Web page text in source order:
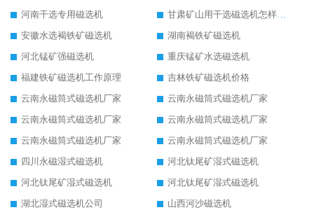
河南干选专用磁选机
甘肃矿山用干选磁选机怎样调磁
安徽水选褐铁矿磁选机
湖南褐铁矿磁选机
河北锰矿强磁选机
重庆锰矿水选磁选机
福建铁矿磁选机工作原理
吉林铁矿磁选机价格
云南永磁筒式磁选机厂家
云南永磁筒式磁选机厂家
云南永磁筒式磁选机厂家
云南永磁筒式磁选机厂家
云南永磁筒式磁选机厂家
云南永磁筒式磁选机厂家
四川永磁湿式磁选机
河北钛尾矿湿式磁选机
河北钛尾矿湿式磁选机
河北钛尾矿湿式磁选机
湖北湿式磁选机公司
山西河沙磁选机